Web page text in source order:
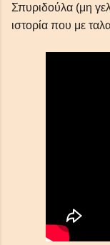
Σπυριδούλα (μη
ιστορία που με